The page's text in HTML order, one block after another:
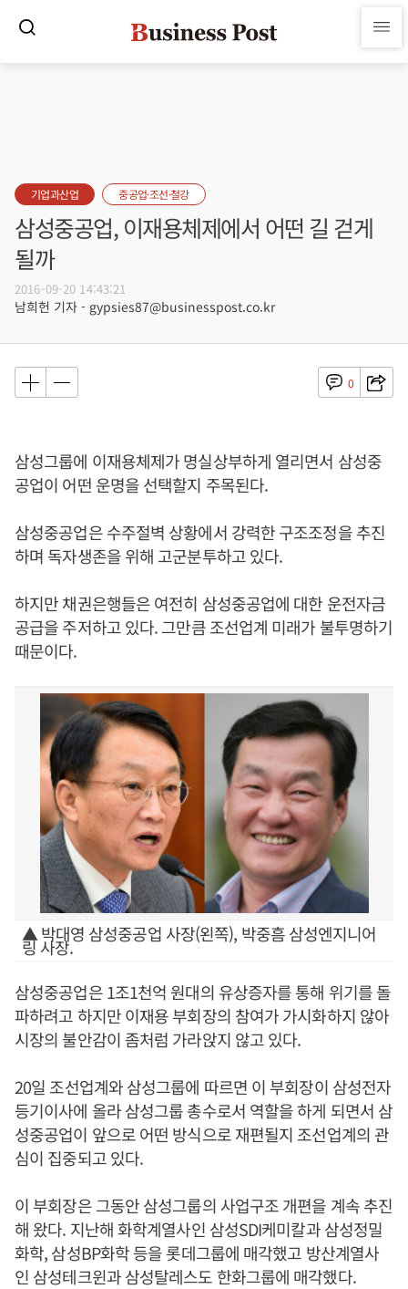
기업과산업 중공업·조선·철강
삼성중공업, 이재용체제에서 어떤 길 걷게
될까
2016-09-20 14:43:21
남희헌 기자 - gypsies87@businesspost.co.kr
0
삼성그룹에 이재용체제가 명실상부하게 열리면서 삼성중
공업이 어떤 운명을 선택할지 주목된다.
삼성중공업은 수주절벽 상황에서 강력한 구조조정을 추진
하며 독자생존을 위해 고군분투하고 있다.
하지만 채권은행들은 여전히 삼성중공업에 대한 운전자금
공급을 주저하고 있다. 그만큼 조선업계 미래가 불투명하기
때문이다.
▲ 박대영 삼성중공업 사장(왼쪽), 박중흠 삼성엔지니어
링 사장.
삼성중공업은 1조1천억 원대의 유상증자를 통해 위기를 돌
파하려고 하지만 이재용 부회장의 참여가 가시화하지 않아
시장의 불안감이 좀처럼 가라앉지 않고 있다.
20일 조선업계와 삼성그룹에 따르면 이 부회장이 삼성전자
등기이사에 올라 삼성그룹 총수로서 역할을 하게 되면서 삼
성중공업이 앞으로 어떤 방식으로 재편될지 조선업계의 관
심이 집중되고 있다.
이 부회장은 그동안 삼성그룹의 사업구조 개편을 계속 추진
해 왔다. 지난해 화학계열사인 삼성SDI케미칼과 삼성정밀
화학, 삼성BP화학 등을 롯데그룹에 매각했고 방산계열사
인 삼성테크윈과 삼성탈레스도 한화그룹에 매각했다.